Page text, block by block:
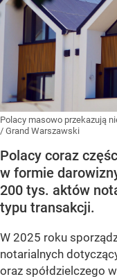
Polacy masowo przekazują
/ Grand Warszawski
Polacy coraz
w formie
200 tys. aktów
typu transakcji.
W 2025 roku
notarialnych
oraz spółdzielczego